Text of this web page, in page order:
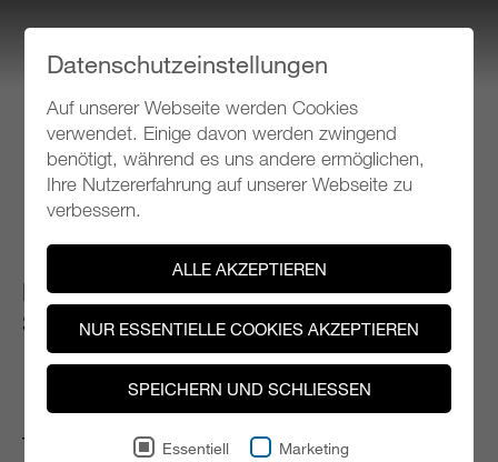
Klangspuren Schwaz
Programm 2007
FR 07.09.2007, 20.00 Uhr
Schwaz, Tennishalle
ERÖFFNUNGSKONZERT
TIROLER SYMPHONIEORCHESTER INNSBRUCK |
Datenschutzeinstellungen
Auf unserer Webseite werden Cookies
verwendet. Einige davon werden zwingend
benötigt, während es uns andere ermöglichen,
Ihre Nutzererfahrung auf unserer Webseite zu
verbessern.
ALLE AKZEPTIEREN
NUR ESSENTIELLE COOKIES AKZEPTIEREN
SPEICHERN UND SCHLIESSEN
Essentiell Marketing